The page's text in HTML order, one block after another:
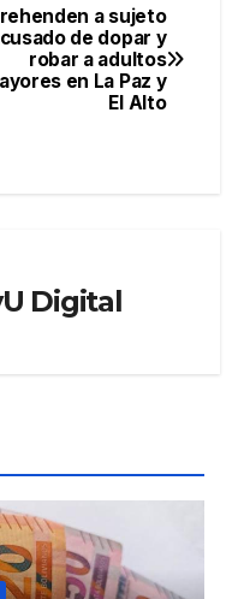
a sujeto
de dopar y
robar a adultos
en La Paz y
El Alto
Digital